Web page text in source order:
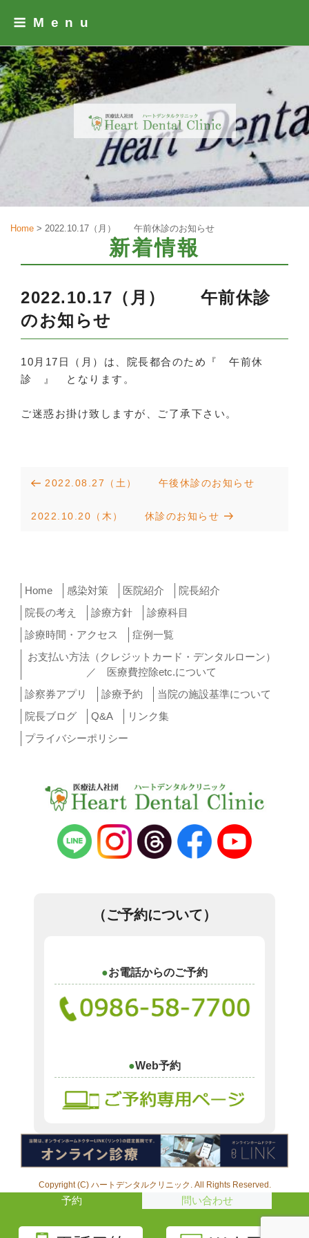
Menu
Home > 2022.10.17（月） 午前休診のお知らせ
新着情報
2022.10.17（月） 午前休診
のお知らせ
10月17日（月）は、院長都合のため『 午前休
診 』 となります。
ご迷惑お掛け致しますが、ご了承下さい。
投
ナ
ー
シ
ョ
ン
Previous
2022.08.27（土） 午後休診のお知らせ
Next
2022.10.20（木） 休診のお知らせ
Home 感染対策 医院紹介
院長紹介
院長の考え
診療方針
診療科目
診療時間・アクセス
症例一覧
お支払い方法（クレジットカード・デンタルローン）
／ 医療費控除etc.について
診察券アプリ
診療予約
当院の施設基準について
院長ブログ
Q&A
リンク集
プライバシーポリシー
（ご予約について）
お電話からのご予約
Web予約
Copyright (C) ハートデンタルクリニック. All Rights Reserved.
予約 問い合わせ